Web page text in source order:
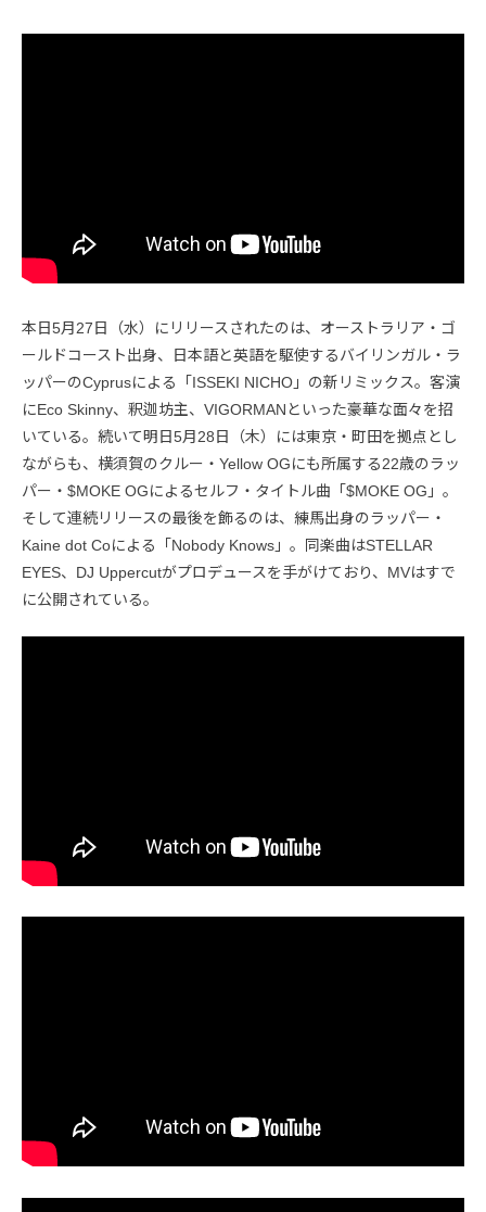
本日5月27日（水）にリリースされたのは、オーストラリア・ゴ
ールドコースト出身、日本語と英語を駆使するバイリンガル・ラ
ッパーのCyprusによる「ISSEKI NICHO」の新リミックス。客演
にEco Skinny、釈迦坊主、VIGORMANといった豪華な面々を招
いている。続いて明日5月28日（木）には東京・町田を拠点とし
ながらも、横須賀のクルー・Yellow OGにも所属する22歳のラッ
パー・$MOKE OGによるセルフ・タイトル曲「$MOKE OG」。
そして連続リリースの最後を飾るのは、練馬出身のラッパー・
Kaine dot Coによる「Nobody Knows」。同楽曲はSTELLAR
EYES、DJ Uppercutがプロデュースを手がけており、MVはすで
に公開されている。